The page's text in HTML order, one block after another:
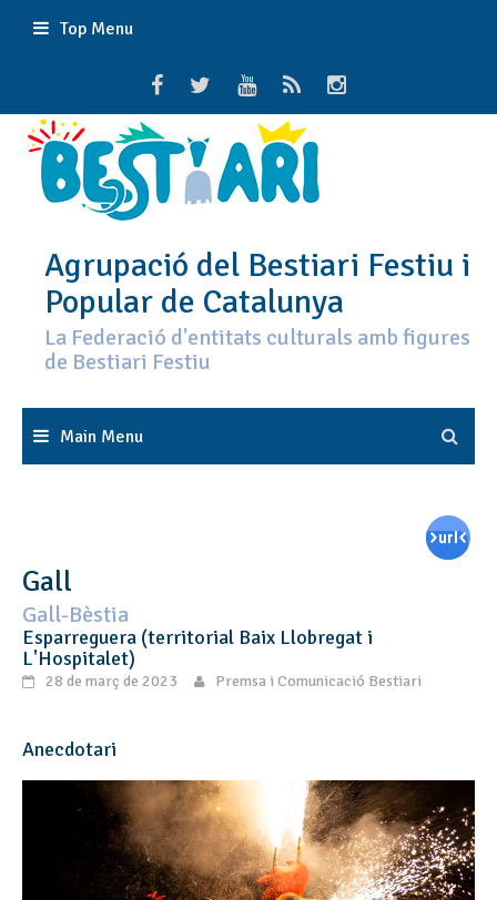
Top Menu
Agrupació del Bestiari Festiu i
Popular de Catalunya
La Federació d'entitats culturals amb figures
de Bestiari Festiu
Main Menu
Gall
Gall-Bèstia
Esparreguera (territorial Baix Llobregat i
L'Hospitalet)
28 de març de 2023 Premsa i Comunicació Bestiari
Anecdotari